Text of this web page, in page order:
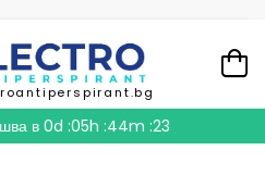
в0d :05h :44m :21